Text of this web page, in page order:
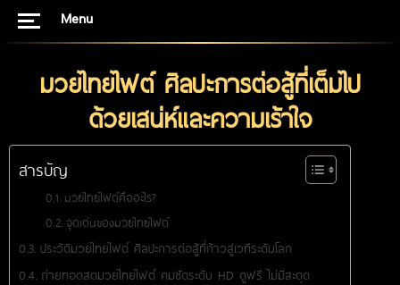
Menu
มวยไทยไฟต์ ศิลปะการต่อสู้ที่เต็มไป
ด้วยเสน่ห์และความเร้าใจ
สารบัญ
มวยไทยไฟต์คืออะไร?
จุดเด่นของมวยไทยไฟต์
ประวัติมวยไทยไฟต์ ศิลปะการต่อสู้ที่ก้าวสู่เวทีระดับโลก
ถ่ายทอดสดมวยไทยไฟต์ คมชัดระดับ HD ดูฟรี ไม่มีสะดุด